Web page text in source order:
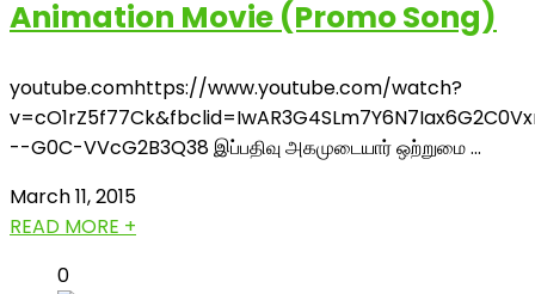
Animation Movie (Promo Song)
youtube.comhttps://www.youtube.com/watch?
--G0C-VVcG2B3Q38 இப்பதிவு அகமுடையார் ஒற்றுமை ...
March 11, 2015
READ MORE +
0